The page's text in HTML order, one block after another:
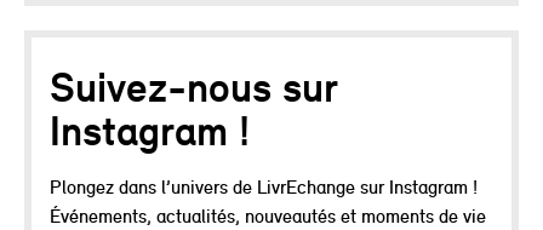
Suivez-nous sur
Instagram !
Plongez dans l’univers de LivrEchange sur Instagram !
Événements, actualités, nouveautés et moments de vie